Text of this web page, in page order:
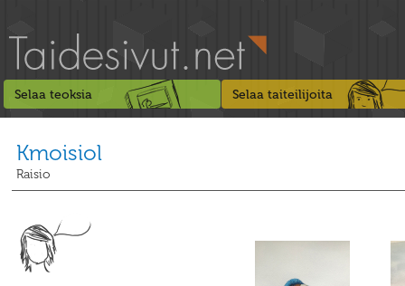
Selaa teoksia Selaa taiteilijoita
Kmoisiol
Raisio